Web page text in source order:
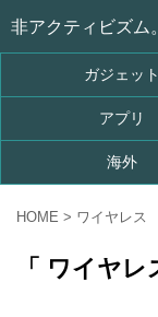
非アクティビズム。
ガジェット
アプリ
海外
HOME > ワイヤレス
「 ワイヤ